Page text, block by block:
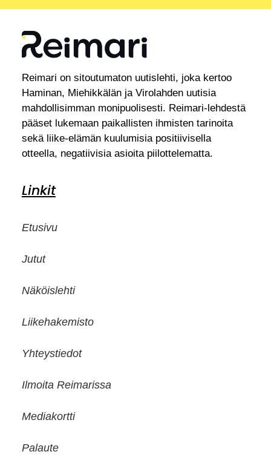
Reimari on sitoutumaton uutislehti, joka kertoo
Haminan, Miehikkälän ja Virolahden uutisia
mahdollisimman monipuolisesti. Reimari-lehdestä
pääset lukemaan paikallisten ihmisten tarinoita
sekä liike-elämän kuulumisia positiivisella
otteella, negatiivisia asioita piilottelematta.
Linkit
Etusivu
Jutut
Näköislehti
Liikehakemisto
Yhteystiedot
Ilmoita Reimarissa
Mediakortti
Palaute